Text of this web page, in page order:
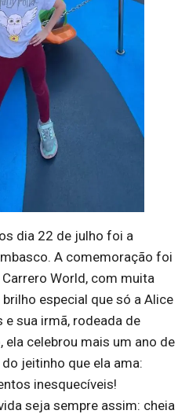
dia 22 de julho foi a
A comemoração foi
World, com muita
especial que só a Alice
sua irmã, rodeada de
ela celebrou mais um ano de
jeitinho que ela ama:
inesquecíveis!
seja sempre assim: cheia